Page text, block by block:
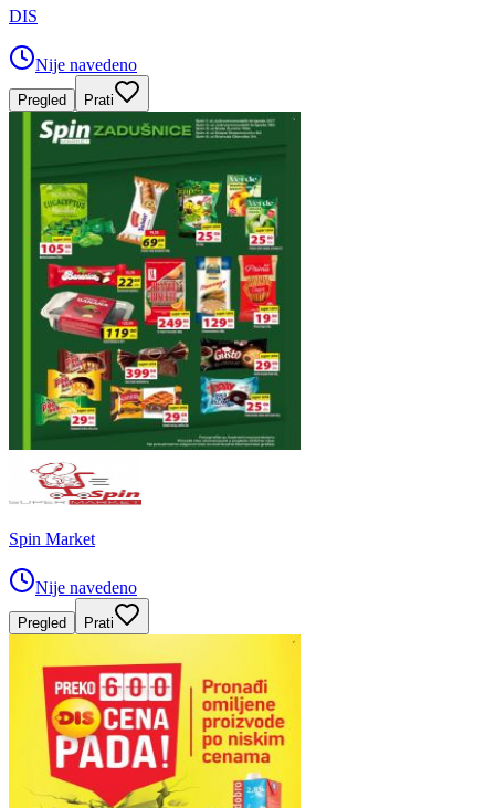
DIS
Nije navedeno
Pregled Prati
Spin Market
Nije navedeno
Pregled Prati